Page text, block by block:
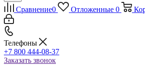
Сравнение0 Отложенные 0
Телефоны
+7 800 444-08-37
Заказать звонок